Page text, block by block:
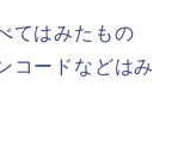
てはみたもの
コードなどはみ